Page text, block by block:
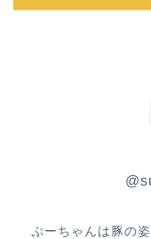
ぷーちゃんは豚の